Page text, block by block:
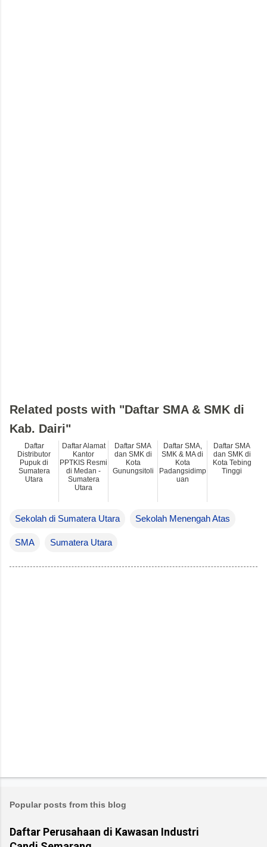
Sekolah di Sumatera Utara Sekolah Menengah Atas
SMA Sumatera Utara
Related posts with "Daftar SMA & SMK di
Kab. Dairi"
Daftar
Distributor
Pupuk di
Sumatera
Utara
Daftar Alamat
Kantor
PPTKIS Resmi
di Medan -
Sumatera
Utara
Daftar SMA
dan SMK di
Kota
Gunungsitoli
Daftar SMA,
SMK & MA di
Kota
Padangsidimp
uan
Daftar SMA
dan SMK di
Kota Tebing
Tinggi
Popular posts from this blog
Daftar Perusahaan di Kawasan Industri